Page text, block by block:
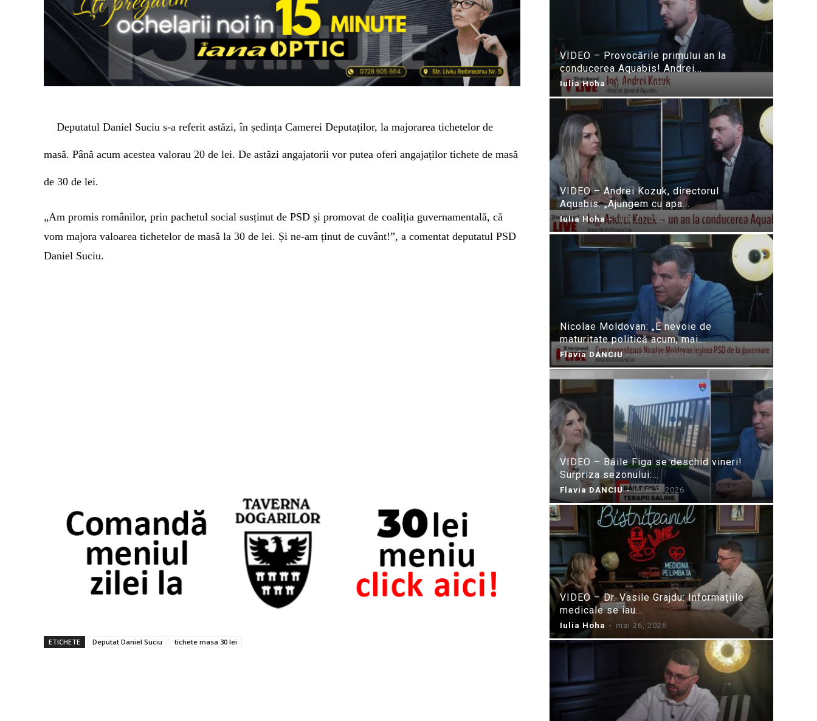
Deputatul Daniel Suciu s-a referit astăzi, în ședința Camerei Deputaților, la majorarea tichetelor de
masă. Până acum acestea valorau 20 de lei. De astăzi angajatorii vor putea oferi angajaților tichete de masă
de 30 de lei.
„Am promis românilor, prin pachetul social susținut de PSD și promovat de coaliția guvernamentală, că
vom majora valoarea tichetelor de masă la 30 de lei. Și ne-am ținut de cuvânt!”, a comentat deputatul PSD
Daniel Suciu.
ETICHETE Deputat Daniel Suciu tichete masa 30 lei
VIDEO – Provocările primului an la
conducerea Aquabis! Andrei...
Iulia Hoha - iulie 21, 2026
VIDEO – Andrei Kozuk, directorul
Aquabis: „Ajungem cu apa...
Iulia Hoha - iulie 21, 2026
Nicolae Moldovan: „E nevoie de
maturitate politică acum, mai...
Flavia DANCIU - iunie 10, 2026
VIDEO – Băile Figa se deschid vineri!
Surpriza sezonului:...
Flavia DANCIU - iunie 9, 2026
VIDEO – Dr. Vasile Grajdu: Informațiile
medicale se iau...
Iulia Hoha - mai 26, 2026